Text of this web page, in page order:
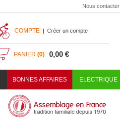
Nous contacter
COMPTE | Créer un compte
PANIER (0) : 0,00 €
BONNES AFFAIRES ELECTRIQUE